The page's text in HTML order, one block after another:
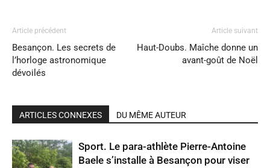
Article précédent
Besançon. Les secrets de
l’horloge astronomique
dévoilés
Article suivant
Haut-Doubs. Maîche donne un
avant-goût de Noël
ARTICLES CONNEXES DU MÊME AUTEUR
Sport. Le para-athlète Pierre-Antoine
Baele s’installe à Besançon pour viser